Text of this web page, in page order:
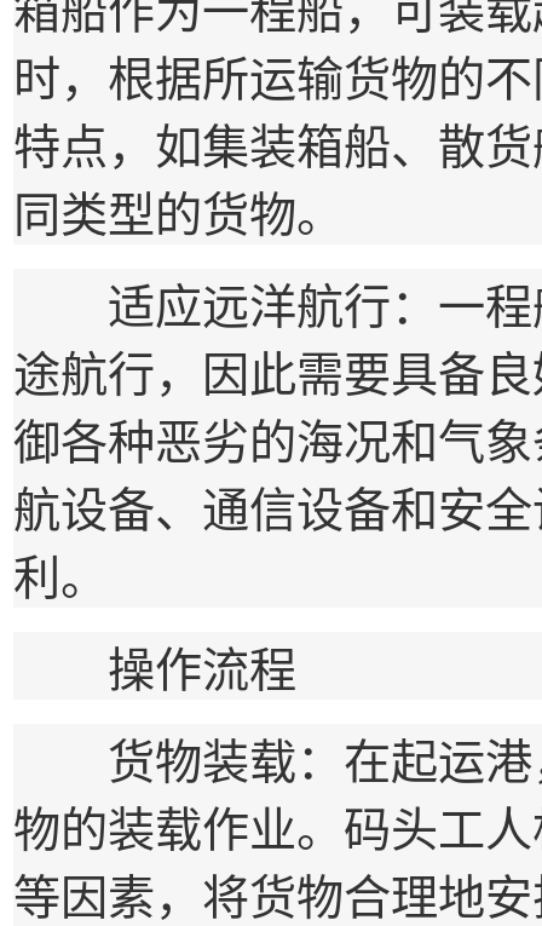
时，根据所运输货物的
特点，如集装箱船、散
同类型的货物。
适应远洋航行：一程
途航行，因此需要具备
御各种恶劣的海况和气
航设备、通信设备和安
利。
操作流程
货物装载：在起运港
物的装载作业。码头工
等因素，将货物合理地